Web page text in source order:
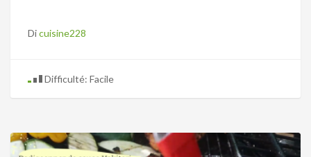
Dicuisine228
Difficulté: Facile